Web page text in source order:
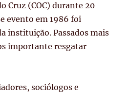
Cruz (COC) durante 20
evento em 1986 foi
instituição. Passados mais
importante resgatar
sociólogos e